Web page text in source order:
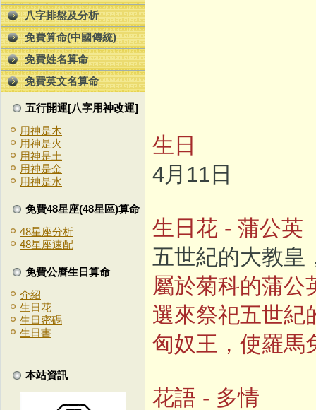
八字排盤及分析
免費算命(中國傳統)
免費姓名算命
免費英文名算命
五行開運[八字用神改運]
用神是木
用神是火
用神是土
用神是金
用神是水
免費48星座(48星區)算命
48星座分析
48星座速配
免費公曆生日算命
介紹
生日花
生日密碼
生日書
本站資訊
生日
4月11日
生日花 - 蒲公英
五世紀的大教皇
屬於菊科的蒲公
選來祭祀五世紀
匈奴王，使羅馬
花語 - 多情